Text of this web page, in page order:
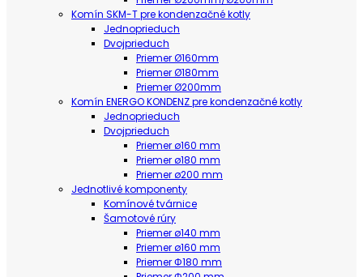
Komín SKM-T pre kondenzačné kotly
Jednoprieduch
Dvojprieduch
Priemer Ø160mm
Priemer Ø180mm
Priemer Ø200mm
Komín ENERGO KONDENZ pre kondenzačné kotly
Jednoprieduch
Dvojprieduch
Priemer ø160 mm
Priemer ø180 mm
Priemer ø200 mm
Jednotlivé komponenty
Komínové tvárnice
Šamotové rúry
Priemer ø140 mm
Priemer ø160 mm
Priemer Φ180 mm